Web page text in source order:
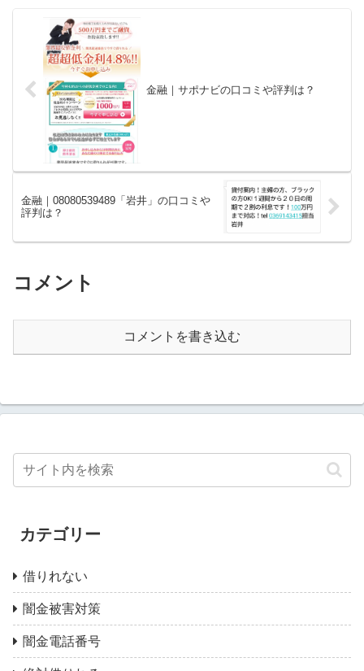
金融｜サポナビの口コミや評判は？
金融｜08080539489「岩井」の口コミや
評判は？
コメント
コメントを書き込む
カテゴリー
借りれない
闇金被害対策
闇金電話番号